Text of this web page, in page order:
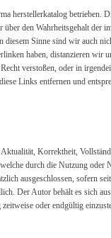
herstellerkatalog betrieben.
den Wahrheitsgehalt der
diesem Sinne sind wir auch
haben, distanzieren wir
verstoßen, oder in
Links entfernen und
Korrektheit,
durch die Nutzung
ausgeschlossen, sofern
Der Autor behält es sich
oder endgültig